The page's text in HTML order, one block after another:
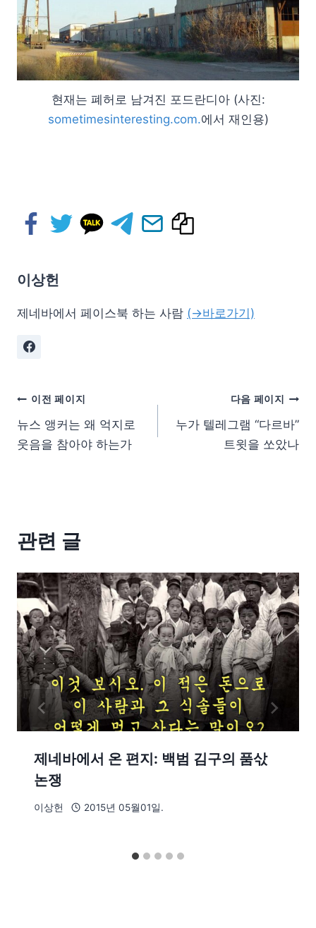
현재는 폐허로 남겨진 포드란디아 (사진:
sometimesinteresting.com.에서 재인용)
이상헌
제네바에서 페이스북 하는 사람 (→바로가기)
이전 페이지
뉴스 앵커는 왜 억지로
웃음을 참아야 하는가
다음 페이지
누가 텔레그램 “다르바”
트윗을 쏘았나
관련 글
제네바에서 온 편지: 백범 김구의 품삯
논쟁
이상헌 2015년 05월01일.